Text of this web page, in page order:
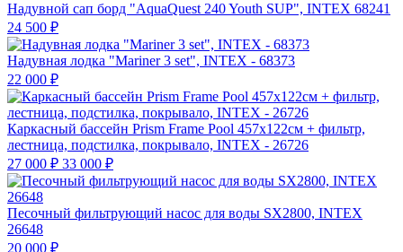
Надувной сап борд "AquaQuest 240 Youth SUP", INTEX 68241
24 500 ₽
Надувная лодка "Mariner 3 set", INTEX - 68373
22 000 ₽
Каркасный бассейн Prism Frame Pool 457х122см + фильтр,
лестница, подстилка, покрывало, INTEX - 26726
27 000 ₽ 33 000 ₽
Песочный фильтрующий насос для воды SX2800, INTEX
26648
20 000 ₽